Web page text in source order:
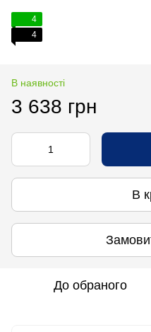
4
4
В наявності
3 638 грн
В
До обраного